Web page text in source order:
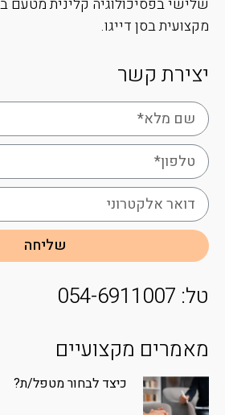
מקצועית בסן דייגו.
יצירת קשר
שליחה
טל: 054-6911007
מאמרים מקצועיים
כיצד לבחור מטפל/ת?